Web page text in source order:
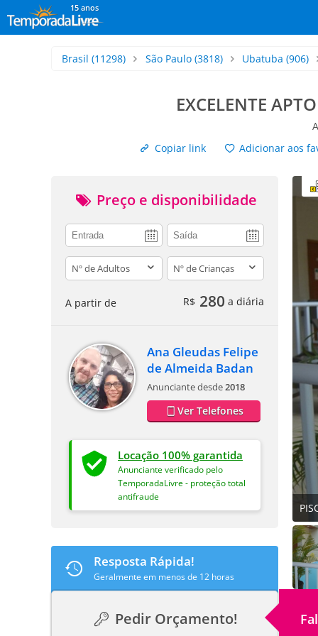
15 anos
Brasil (11298) São Paulo(3818) Ubatuba (906)
EXCELENTE
Copiar link
Adicionar aos
Preço e disponibilidade
adults children
A partir de R$ 280 a diária
Ana Gleudas Felipe
de Almeida Badan
Anunciante desde2018
Ver Telefones
Locação 100% garantida
Anunciante verificado pelo
TemporadaLivre - proteção total
antifraude
Resposta Rápida!
Geralmente em menos de 12 horas
Pedir Orçamento!